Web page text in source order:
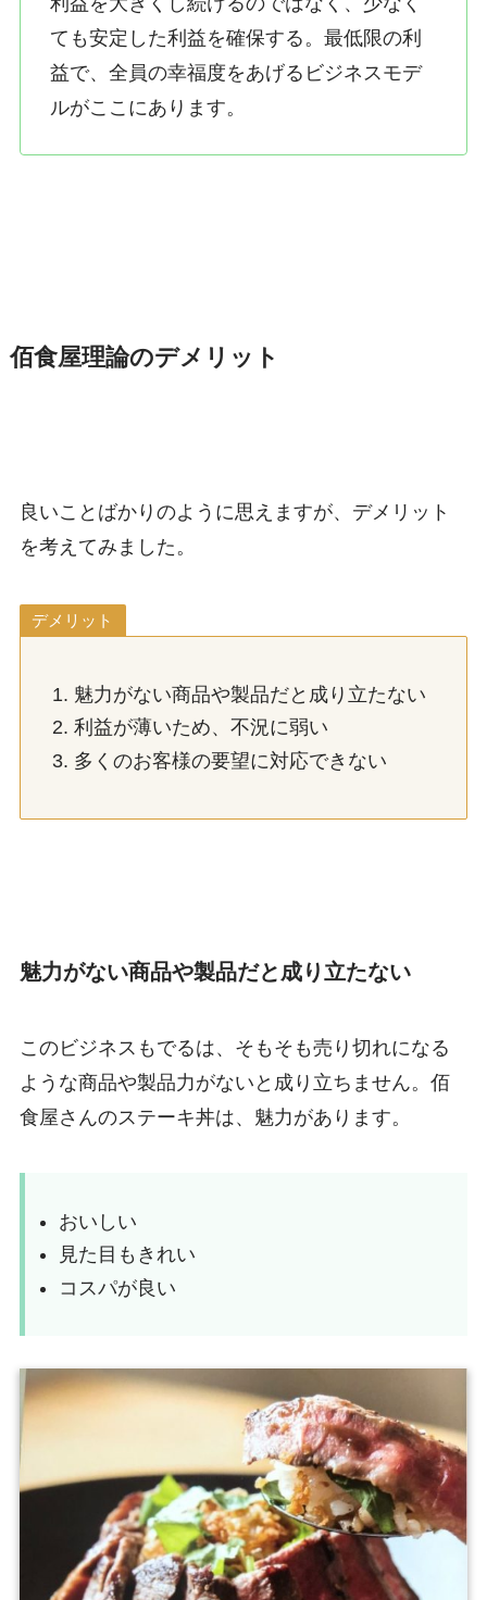
ても安定した利益を確保する。最低限の利
益で、全員の幸福度をあげるビジネスモデ
ルがここにあります。
佰食屋理論のデメリット
良いことばかりのように思えますが、デメリット
を考えてみました。
デメリット
魅力がない商品や製品だと成り立たない
利益が薄いため、不況に弱い
多くのお客様の要望に対応できない
魅力がない商品や製品だと成り立たない
このビジネスもでるは、そもそも売り切れになる
ような商品や製品力がないと成り立ちません。佰
食屋さんのステーキ丼は、魅力があります。
おいしい
見た目もきれい
コスパが良い